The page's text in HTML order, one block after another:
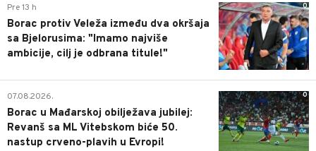
0
Pre 13 h
Borac protiv Veleža između dva okršaja
sa Bjelorusima: "Imamo najviše
ambicije, cilj je odbrana titule!"
0
07.08.2026.
Borac u Mađarskoj obilježava jubilej:
Revanš sa ML Vitebskom biće 50.
nastup crveno-plavih u Evropi!